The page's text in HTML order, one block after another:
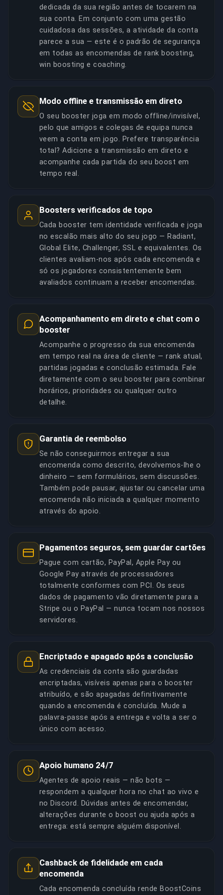
dedicada da sua região antes de tocarem na
sua conta. Em conjunto com uma gestão
cuidadosa das sessões, a atividade da conta
parece a sua — este é o padrão de segurança
em todas as encomendas de rank boosting,
win boosting e coaching.
Modo offline e transmissão em direto
O seu booster joga em modo offline/invisível,
pelo que amigos e colegas de equipa nunca
veem a conta em jogo. Prefere transparência
total? Adicione a transmissão em direto e
acompanhe cada partida do seu boost em
tempo real.
Boosters verificados de topo
Cada booster tem identidade verificada e joga
no escalão mais alto do seu jogo — Radiant,
Global Elite, Challenger, SSL e equivalentes. Os
clientes avaliam-nos após cada encomenda e
só os jogadores consistentemente bem
avaliados continuam a receber encomendas.
Acompanhamento em direto e chat com o
booster
Acompanhe o progresso da sua encomenda
em tempo real na área de cliente — rank atual,
partidas jogadas e conclusão estimada. Fale
diretamente com o seu booster para combinar
horários, prioridades ou qualquer outro
detalhe.
Garantia de reembolso
Se não conseguirmos entregar a sua
encomenda como descrito, devolvemos-lhe o
dinheiro — sem formulários, sem discussões.
Também pode pausar, ajustar ou cancelar uma
encomenda não iniciada a qualquer momento
através do apoio.
Pagamentos seguros, sem guardar cartões
Pague com cartão, PayPal, Apple Pay ou
Google Pay através de processadores
totalmente conformes com PCI. Os seus
dados de pagamento vão diretamente para a
Stripe ou o PayPal — nunca tocam nos nossos
servidores.
Encriptado e apagado após a conclusão
As credenciais da conta são guardadas
encriptadas, visíveis apenas para o booster
atribuído, e são apagadas definitivamente
quando a encomenda é concluída. Mude a
palavra-passe após a entrega e volta a ser o
único com acesso.
Apoio humano 24/7
Agentes de apoio reais — não bots —
respondem a qualquer hora no chat ao vivo e
no Discord. Dúvidas antes de encomendar,
alterações durante o boost ou ajuda após a
entrega: está sempre alguém disponível.
Cashback de fidelidade em cada
encomenda
Cada encomenda concluída rende BoostCoins